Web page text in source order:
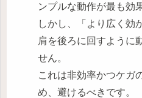
ンプルな動作が最も効
しかし、「より広く効
肩を後ろに回すように
せん。
これは非効率かつケガ
め、避けるべきです。